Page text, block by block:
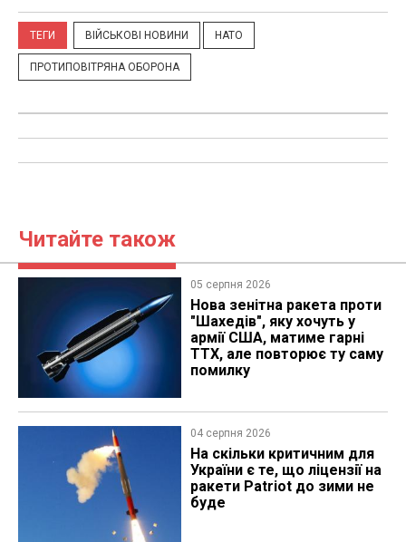
ТЕГИ ВІЙСЬКОВІ НОВИНИ НАТО
ПРОТИПОВІТРЯНА ОБОРОНА
Читайте також
05 серпня 2026
Нова зенітна ракета проти
"Шахедів", яку хочуть у
армії США, матиме гарні
ТТХ, але повторює ту саму
помилку
04 серпня 2026
На скільки критичним для
України є те, що ліцензії на
ракети Patriot до зими не
буде